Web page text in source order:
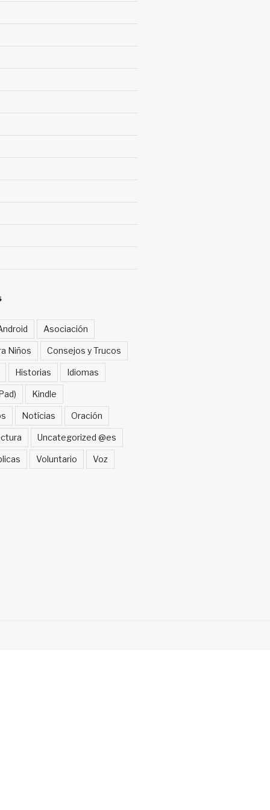
Asociación
Niños Consejos y Trucos
Historias Idiomas
Kindle
Notícias Oración
Uncategorized @es
Voluntario Voz